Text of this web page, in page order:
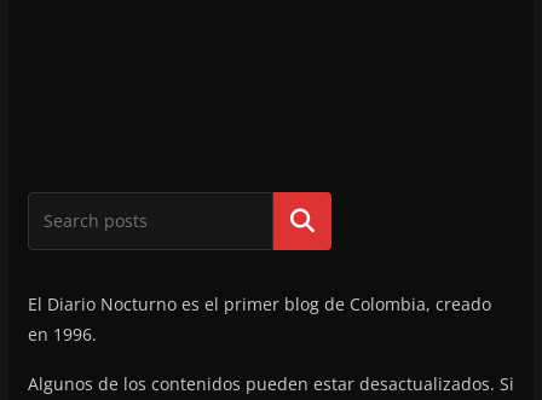
Buscar
El Diario Nocturno es el primer blog de Colombia, creado
en 1996.
Algunos de los contenidos pueden estar desactualizados. Si